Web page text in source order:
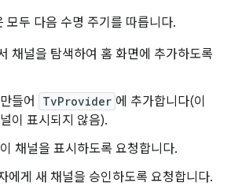
모두 다음 수명 주기를 따릅니다.
채널을 탐색하여 홈 화면에 추가하도록
들어
TvProvider 에 추가합니다(이
이 표시되지 않음).
채널을 표시하도록 요청합니다.
에게 새 채널을 승인하도록 요청합니다.